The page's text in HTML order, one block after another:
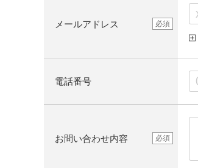
メールアドレス 必須
電話番号
お問い合わせ内容 必須